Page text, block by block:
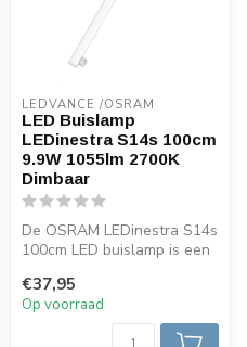
LEDVANCE /OSRAM
LED Buislamp
LEDinestra S14s 100cm
9.9W 1055lm 2700K
Dimbaar
De OSRAM LEDinestra S14s
100cm LED buislamp is een
vervanger...
€37,95
Op voorraad